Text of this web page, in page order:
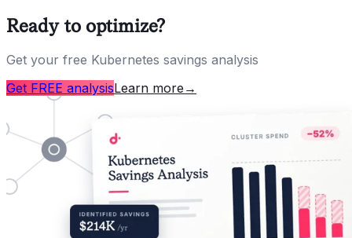
Ready to optimize?
Get your free Kubernetes savings analysis
Get FREE analysisLearn more →